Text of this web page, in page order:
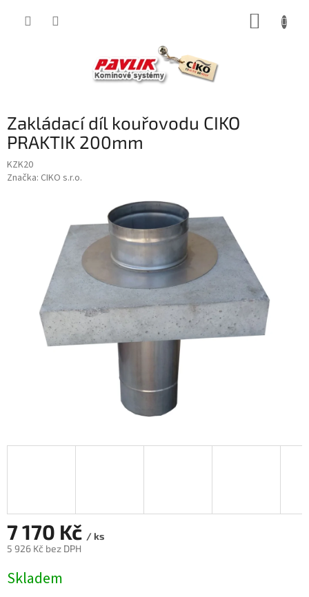
Zakládací díl kouřovodu CIKO
PRAKTIK 200mm
KZK20
Značka: CIKO s.r.o.
7 170 Kč / ks
5 926 Kč bez DPH
cena:
Skladem